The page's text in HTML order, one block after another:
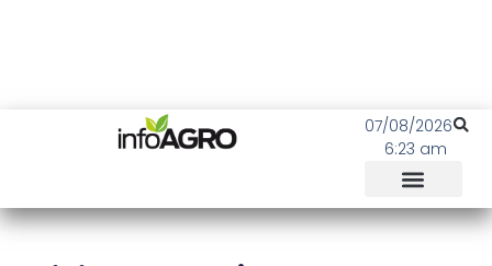
07/08/2026
6:23 am